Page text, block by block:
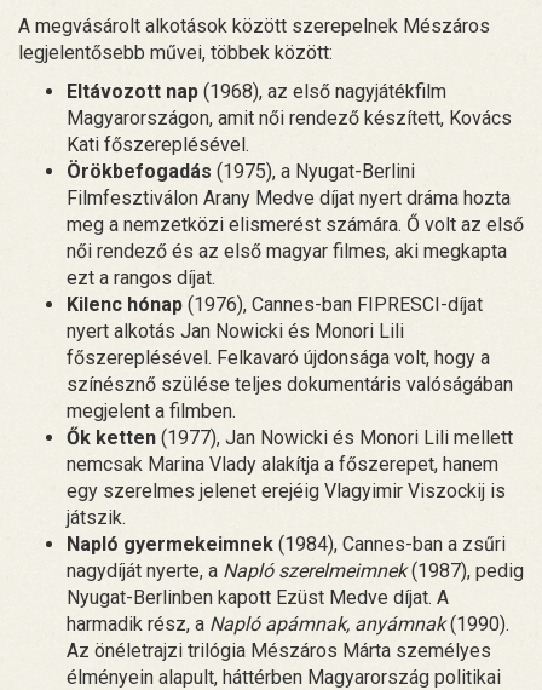
A megvásárolt alkotások között szerepelnek Mészáros
legjelentősebb művei, többek között:
Eltávozott nap (1968), az első nagyjátékfilm
Magyarországon, amit női rendező készített, Kovács
Kati főszereplésével.
Örökbefogadás (1975), a Nyugat-Berlini
Filmfesztiválon Arany Medve díjat nyert dráma hozta
meg a nemzetközi elismerést számára. Ő volt az első
női rendező és az első magyar filmes, aki megkapta
ezt a rangos díjat.
Kilenc hónap (1976), Cannes-ban FIPRESCI-díjat
nyert alkotás Jan Nowicki és Monori Lili
főszereplésével. Felkavaró újdonsága volt, hogy a
színésznő szülése teljes dokumentáris valóságában
megjelent a filmben.
Ők ketten (1977), Jan Nowicki és Monori Lili mellett
nemcsak Marina Vlady alakítja a főszerepet, hanem
egy szerelmes jelenet erejéig Vlagyimir Viszockij is
játszik.
Napló gyermekeimnek (1984), Cannes-ban a zsűri
nagydíját nyerte, a Napló szerelmeimnek(1987), pedig
Nyugat-Berlinben kapott Ezüst Medve díjat. A
harmadik rész, a Napló apámnak, anyámnak(1990).
Az önéletrajzi trilógia Mészáros Márta személyes
élményein alapult, háttérben Magyarország politikai